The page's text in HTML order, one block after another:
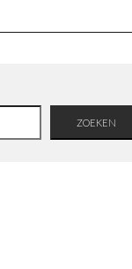
ZOEKEN